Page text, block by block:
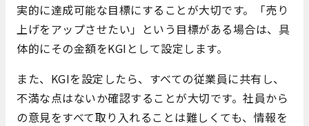
実的に達成可能な目標にすることが大切です。「売り
上げをアップさせたい」という目標がある場合は、具
体的にその金額をKGIとして設定します。
また、KGIを設定したら、すべての従業員に共有し、
不満な点はないか確認することが大切です。社員から
の意見をすべて取り入れることは難しくても、情報を